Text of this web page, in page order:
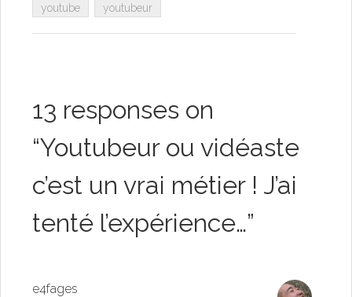
youtube
youtubeur
13 responses on
“Youtubeur ou vidéaste
c’est un vrai métier ! J’ai
tenté l’expérience…”
e4fages